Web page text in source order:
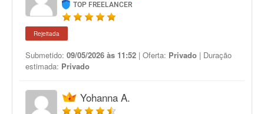
TOP FREELANCER
Rejeitada
Submetido: 09/05/2026 às 11:52 | Oferta: Privado | Duração
estimada: Privado
Yohanna A.